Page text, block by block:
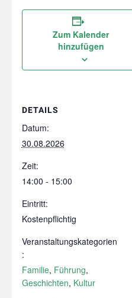
Zum Kalender
hinzufügen
DETAILS
Datum:
30.08.2026
Zeit:
14:00 - 15:00
Eintritt:
Kostenpflichtig
Veranstaltungskategorien
:
Familie, Führung,
Geschichten, Kultur